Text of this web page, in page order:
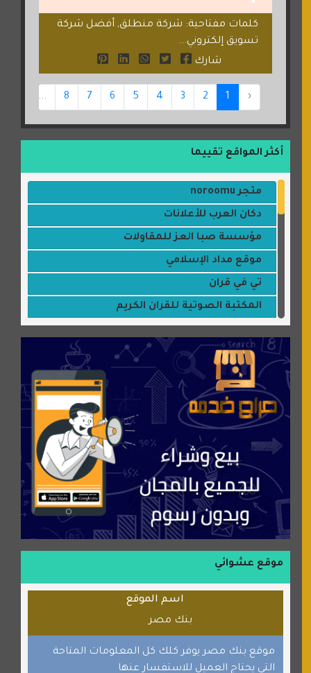
كلمات مفتاحية: شركة منطلق, أفضل شركة
تسويق إلكتروني...
شارك
‹
1
2
3
4
5
6
7
8
...
أكثر المواقع تقييما
متجر noroomu
دكان العرب للأعلانات
مؤسسة صبا العز للمقاولات
موقع مداد الإسلامي
تي في قران
المكتبة الصوتية للقران الكريم
موقع سيارات عربية
عالم كوكي
سورة قران
شركة إعمار الرياض للخدمات المنزلية
شبكة رأيي
موسوعة نور الرحمن
منتدى جيوش الهكرز
بلو باص
موقع حراج خدمة
الطبي
قراننا
برامج كمبيوتر
موقع عشوائي
اسم الموقع
بنك مصر
موقع بنك مصر يوفر كلك كل المعلومات المتاحة
التى يحتاج العميل للاستفسار عنها